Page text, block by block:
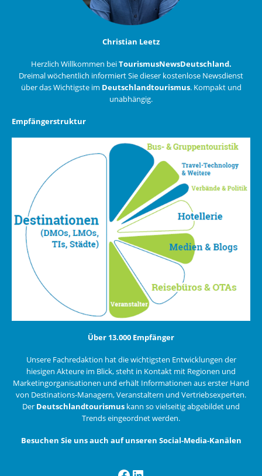
Christian Leetz
Herzlich Willkommen beiTourismusNewsDeutschland.
Dreimal wöchentlich informiert Sie dieser kostenlose Newsdienst
über das Wichtigste im Deutschlandtourismus. Kompakt und
unabhängig.
Empfängerstruktur
Über 13.000 Empfänger
Unsere Fachredaktion hat die wichtigsten Entwicklungen der
hiesigen Akteure im Blick, steht in Kontakt mit Regionen und
Marketingorganisationen und erhält Informationen aus erster Hand
von Destinations-Managern, Veranstaltern und Vertriebsexperten.
Der Deutschlandtourismus kann so vielseitig abgebildet und
Trends eingeordnet werden.
Besuchen Sie uns auch auf unseren Social-Media-Kanälen